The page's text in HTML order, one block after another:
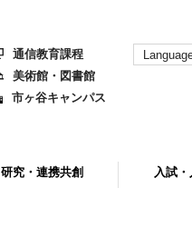
通信教育課程
美術館・図書館
市ヶ谷キャンパス
研究・連携共創 入試